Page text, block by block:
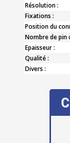
Résolution :
Fixations :
Position du
Nombre de pin
Epaisseur :
Qualité :
Divers :